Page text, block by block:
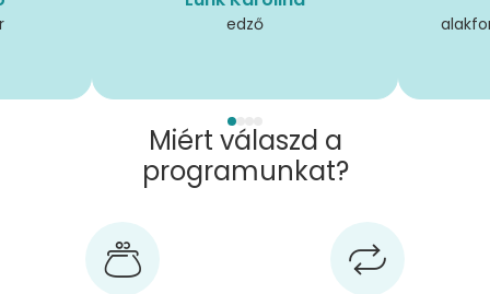
edző
Miért válaszd a
programunkat?